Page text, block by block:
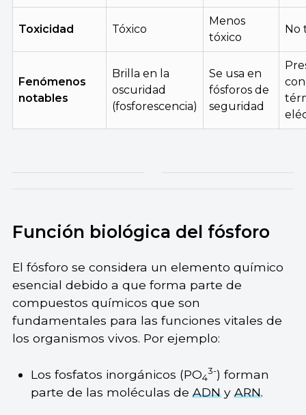
Toxicidad Tóxico
Menos
tóxico
No
Fenómenos
notables
Brilla en la
oscuridad
(fosforescencia)
Se usa en
fósforos de
seguridad
Función biológica del fósforo
El fósforo se considera un elemento químico
esencial debido a que forma parte de
compuestos químicos que son
fundamentales para las funciones vitales de
los organismos vivos. Por ejemplo:
Los fosfatos inorgánicos (PO4
3-) forman
parte de las moléculas deADNyARN.